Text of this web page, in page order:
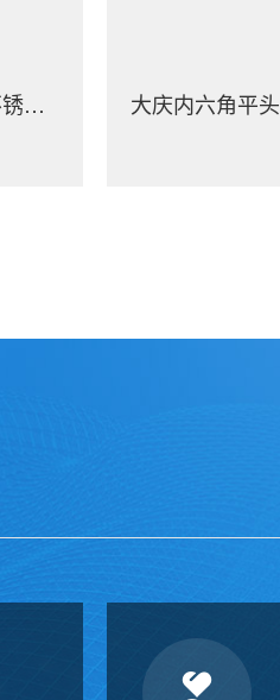
大庆内六角塞打螺丝 等高限位螺栓 不锈钢（304/316）碳钢 合金钢